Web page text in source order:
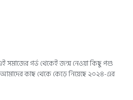
সমাজের গর্ভ থেকেই জন্ম নেওয়া কিছু পশু
কাছ থেকে কেড়ে নিয়েছে ২০২৪-এর